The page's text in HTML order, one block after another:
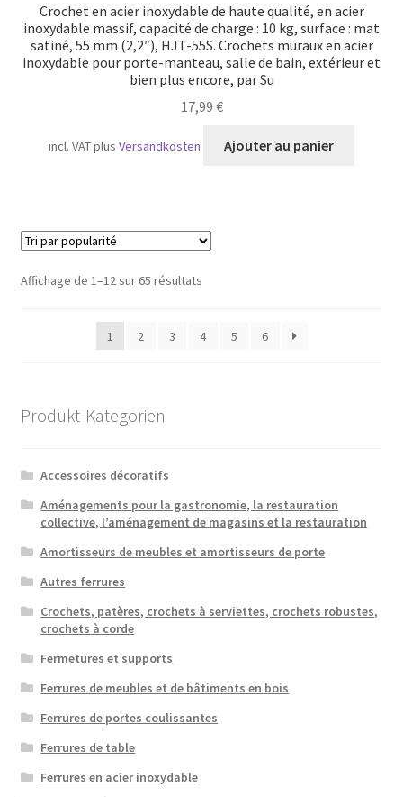
Crochet en acier inoxydable de haute qualité, en acier
inoxydable massif, capacité de charge : 10 kg, surface : mat
satiné, 55 mm (2,2″), HJT-55S. Crochets muraux en acier
inoxydable pour porte-manteau, salle de bain, extérieur et
bien plus encore, par Su
17,99 €
incl. VATplusVersandkosten Ajouter au panier
Affichage de 1–12 sur 65 résultatsTrié
1
2 3 4 5 6
Produkt-Kategorien
Accessoires décoratifs
Aménagements pour la gastronomie, la restauration
collective, l’aménagement de magasins et la restauration
Amortisseurs de meubles et amortisseurs de porte
Autres ferrures
Crochets, patères, crochets à serviettes, crochets robustes,
crochets à corde
Fermetures et supports
Ferrures de meubles et de bâtiments en bois
Ferrures de portes coulissantes
Ferrures de table
Ferrures en acier inoxydable